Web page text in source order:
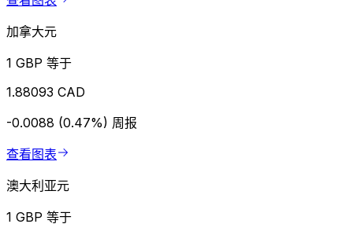
加拿大元
1 GBP 等于
1.88093 CAD
-0.0088 (0.47%) 周报
查看图表
澳大利亚元
1 GBP 等于